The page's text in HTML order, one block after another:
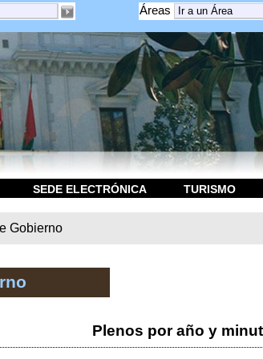
Áreas
SEDE ELECTRÓNICA TURISMO
Gobierno
Plenos por año y